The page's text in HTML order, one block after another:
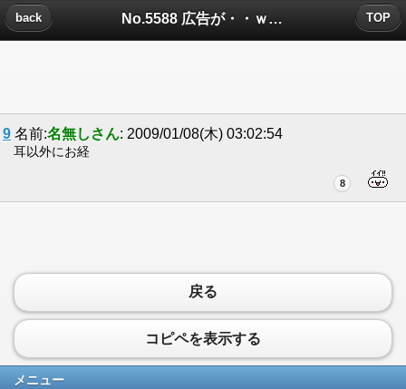
No.5588 広告が・・ｗについたコメント
back TOP
9 名前:名無しさん: 2009/01/08(木) 03:02:54
耳以外にお経
8
戻る
コピペを表示する
メニュー